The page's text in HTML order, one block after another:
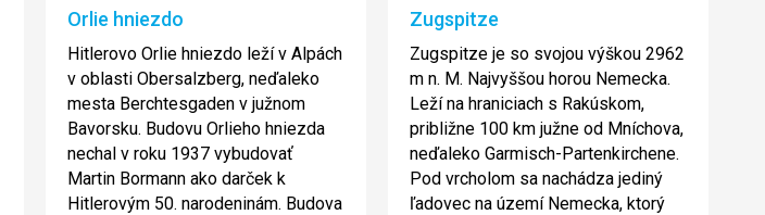
Orlie hniezdo
Hitlerovo Orlie hniezdo leží v Alpách
v oblasti Obersalzberg, neďaleko
mesta Berchtesgaden v južnom
Bavorsku. Budovu Orlieho hniezda
nechal v roku 1937 vybudovať
Martin Bormann ako darček k
Hitlerovým 50. narodeninám. Budova
Zugspitze
Zugspitze je so svojou výškou 2962
m n. M. Najvyššou horou Nemecka.
Leží na hraniciach s Rakúskom,
približne 100 km južne od Mníchova,
neďaleko Garmisch-Partenkirchene.
Pod vrcholom sa nachádza jediný
ľadovec na území Nemecka, ktorý